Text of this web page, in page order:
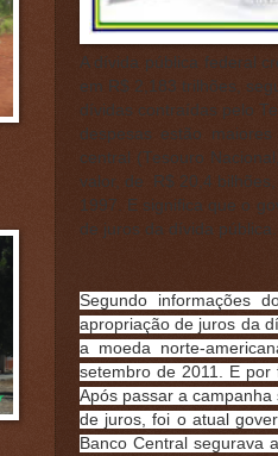
A dívida pública federal
em R$ 2,183 trilhões,
dívidas contraídas pelo
despesas estão
central (Tesouro
valor, de R$ 20,4
1997. E significa que o
de juros da dívida pública.
Segundo informações
apropriação de juros da
a moeda norte-
setembro de 2011. E por
Após passar a
de juros, foi o atual
Banco Central segurava